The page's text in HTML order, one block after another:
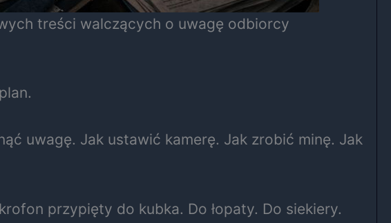
treści walczących o uwagę odbiorcy
uwagę. Jak ustawić kamerę. Jak zrobić minę. Jak
przypięty do kubka. Do łopaty. Do siekiery.